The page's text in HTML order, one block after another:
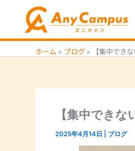
キ
ホーム ブログ 【集中でき
【集中でき
2025年4月14日 ブログ